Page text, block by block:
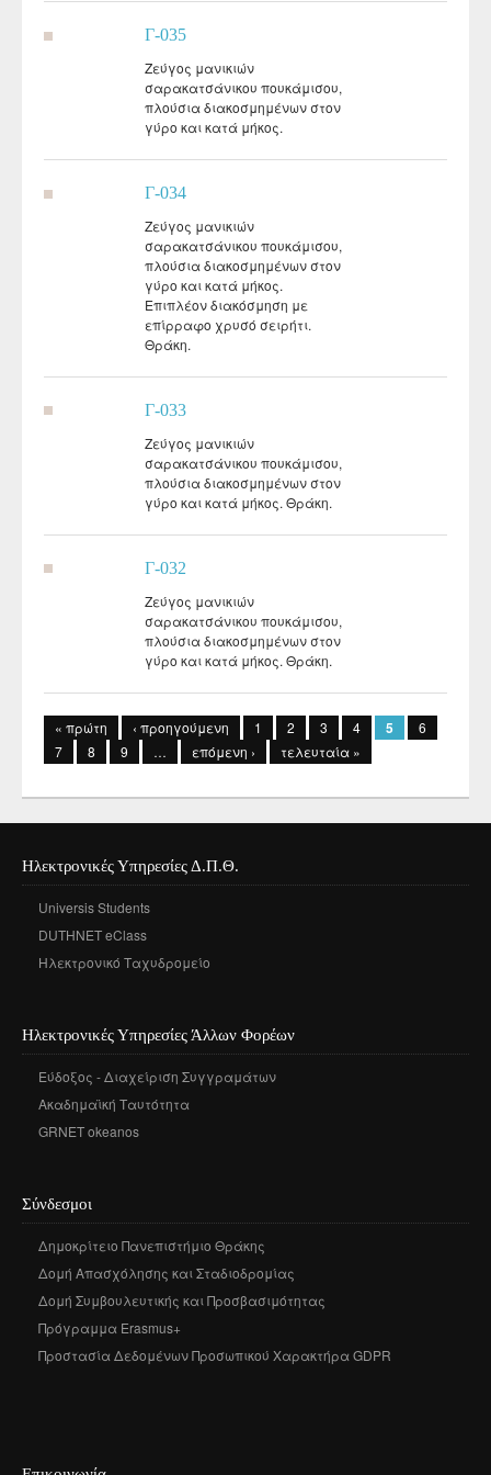
Γ-035
Ζεύγος μανικιών
σαρακατσάνικου πουκάμισου,
πλούσια διακοσμημένων στον
γύρο και κατά μήκος.
Γ-034
Ζεύγος μανικιών
σαρακατσάνικου πουκάμισου,
πλούσια διακοσμημένων στον
γύρο και κατά μήκος.
Επιπλέον διακόσμηση με
επίρραφο χρυσό σειρήτι.
Θράκη.
Γ-033
Ζεύγος μανικιών
σαρακατσάνικου πουκάμισου,
πλούσια διακοσμημένων στον
γύρο και κατά μήκος. Θράκη.
Γ-032
Ζεύγος μανικιών
σαρακατσάνικου πουκάμισου,
πλούσια διακοσμημένων στον
γύρο και κατά μήκος. Θράκη.
« πρώτη ‹ προηγούμενη 1 2 3 4 5
6
7
8 9 … επόμενη › τελευταία »
Ηλεκτρονικές Υπηρεσίες Δ.Π.Θ.
Universis Students
DUTHNET eClass
Ηλεκτρονικό Ταχυδρομείο
Ηλεκτρονικές Υπηρεσίες Άλλων Φορέων
Εύδοξος - Διαχείριση Συγγραμάτων
Ακαδημαϊκή Ταυτότητα
GRNET okeanos
Σύνδεσμοι
Δημοκρίτειο Πανεπιστήμιο Θράκης
Δομή Απασχόλησης και Σταδιοδρομίας
Δομή Συμβουλευτικής και Προσβασιμότητας
Πρόγραμμα Erasmus+
Προστασία Δεδομένων Προσωπικού Χαρακτήρα GDPR